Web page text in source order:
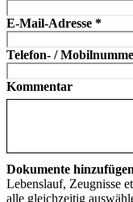
E-Mail-Adresse *
Telefon- /
Kommentar
Dokumente hinzufügen
Lebenslauf, Zeugnisse
alle gleichzeitig